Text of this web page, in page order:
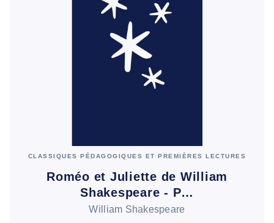
CLASSIQUES PÉDAGOGIQUES ET PREMIÈRES LECTURES
Roméo et Juliette de William
Shakespeare - P…
William Shakespeare